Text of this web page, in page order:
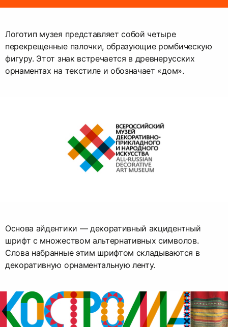
Логотип музея представляет собой четыре
перекрещенные палочки, образующие ромбическую
фигуру. Этот знак встречается в древнерусских
орнаментах на текстиле и обозначает «дом».
Основа айдентики — декоративный акцидентный
шрифт с множеством альтернативных символов.
Слова набранные этим шрифтом складываются в
декоративную орнаментальную ленту.